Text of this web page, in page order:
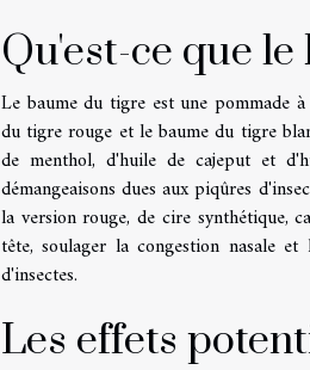
Qu'est-ce que
Le baume du tigre est une pommade
du tigre rouge et le baume du tigre
de menthol, d'huile de cajeput et
démangeaisons dues aux piqûres
la version rouge, de cire synthétique,
tête, soulager la congestion nasale
d'insectes.
Les effets